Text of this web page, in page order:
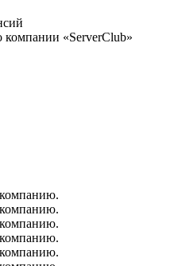
«ServerClub»